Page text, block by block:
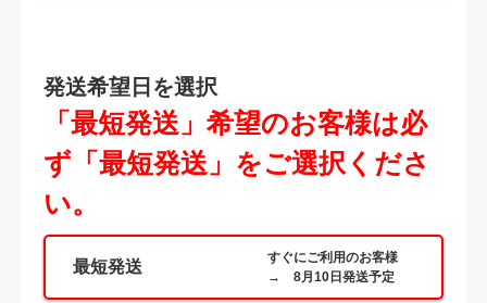
発送希望日を選択
「最短発送」希望のお客様は必
ず「最短発送」をご選択くださ
い。
最短発送
すぐにご利用のお客様
→ 8月10日発送予定